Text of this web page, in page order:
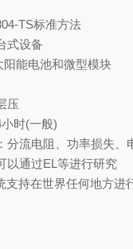
TS标准方法
式设备
阳能电池和微型模块
压
时(一般)
分流电阻、功率损失、
以通过EL等进行研究
支持在世界任何地方进